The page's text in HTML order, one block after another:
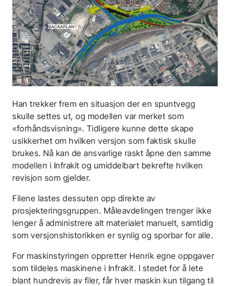
Han trekker frem en situasjon der en spuntvegg
skulle settes ut, og modellen var merket som
«forhåndsvisning». Tidligere kunne dette skape
usikkerhet om hvilken versjon som faktisk skulle
brukes. Nå kan de ansvarlige raskt åpne den samme
modellen i Infrakit og umiddelbart bekrefte hvilken
revisjon som gjelder.
Filene lastes dessuten opp direkte av
prosjekteringsgruppen. Måleavdelingen trenger ikke
lenger å administrere alt materialet manuelt, samtidig
som versjonshistorikken er synlig og sporbar for alle.
For maskinstyringen oppretter Henrik egne oppgaver
som tildeles maskinene i Infrakit. I stedet for å lete
blant hundrevis av filer, får hver maskin kun tilgang til
Takk for søknaden din!
Du hører snart tilbake
fra oss.
Følg oss for siste nytt